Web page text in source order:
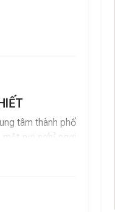
tâm thành phố
nơi nghỉ ngơi